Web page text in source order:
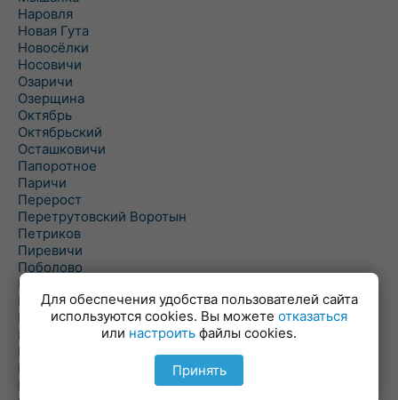
Наровля
Новая Гута
Новосёлки
Носовичи
Озаричи
Озерщина
Октябрь
Октябрьский
Осташковичи
Папоротное
Паричи
Перерост
Перетрутовский Воротын
Петриков
Пиревичи
Поболово
Поколюбичи
Полесье
Птичь
Речица
Ровенская Слобода
Рогачев
Рогинь
Для обеспечения удобства пользователей сайта
используются cookies. Вы можете отказаться
или настроить файлы cookies.
Принять